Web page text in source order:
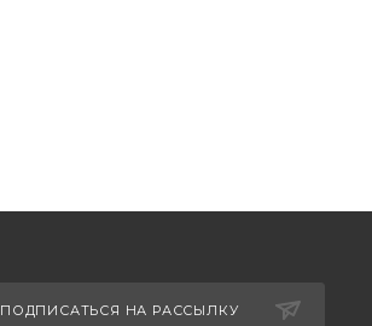
ПОДПИСАТЬСЯ НА РАССЫЛКУ